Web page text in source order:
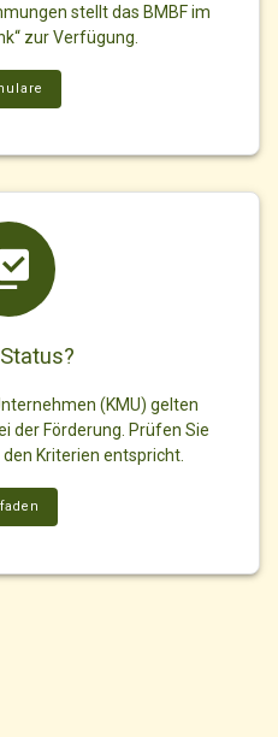
stellt das BMBF im
zur Verfügung.
(KMU) gelten
der Förderung. Prüfen Sie
Kriterien entspricht.